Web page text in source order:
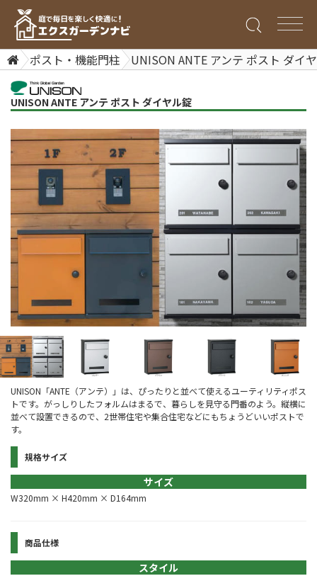
ポスト・機能門柱 UNISON ANTE アンテ ポスト ダイ
UNISON ANTE アンテ ポスト ダイヤル錠
UNISON「ANTE（アンテ）」は、ぴったりと並べて使えるユーティリティポス
トです。がっしりしたフォルムはまるで、暮らしを見守る門番のよう。縦横に
並べて設置できるので、2世帯住宅や集合住宅などにもちょうどいいポストで
す。
規格サイズ
サイズ
W320mm × H420mm × D164mm
商品仕様
スタイル